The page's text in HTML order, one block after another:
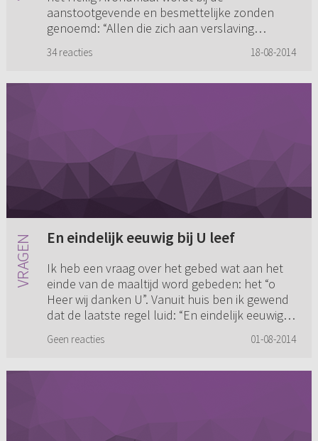
aanstootgevende en besmettelijke zonden
genoemd: “Allen die zich aan verslaving
34 reacties 18-08-2014
En eindelijk eeuwig bij U leef
Ik heb een vraag over het gebed wat aan het
einde van de maaltijd word gebeden: het “o
Heer wij danken U”. Vanuit huis ben ik gewend
dat de laatste regel luid: “En eindelijk eeuwig
Geen reacties 01-08-2014